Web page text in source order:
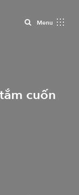
MenuClose
cuốn